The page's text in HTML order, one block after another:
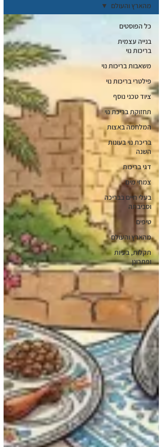
כל הפוסטים
בנייה עצמית
בריכות נוי
משאבות בריכות נוי
פילטרי בריכות נוי
ציוד טכני נוסף
תחזוקת בריכת נוי
המלחמה באצות
בריכת נוי בעונות
השנה
דגי בריכות
צמחי מים
בעלי חיים בבריכה
וסביבתה
טיפים
מהארץ והעולם
תקלות, בעיות
ופתרונן
מהארץ והעולם